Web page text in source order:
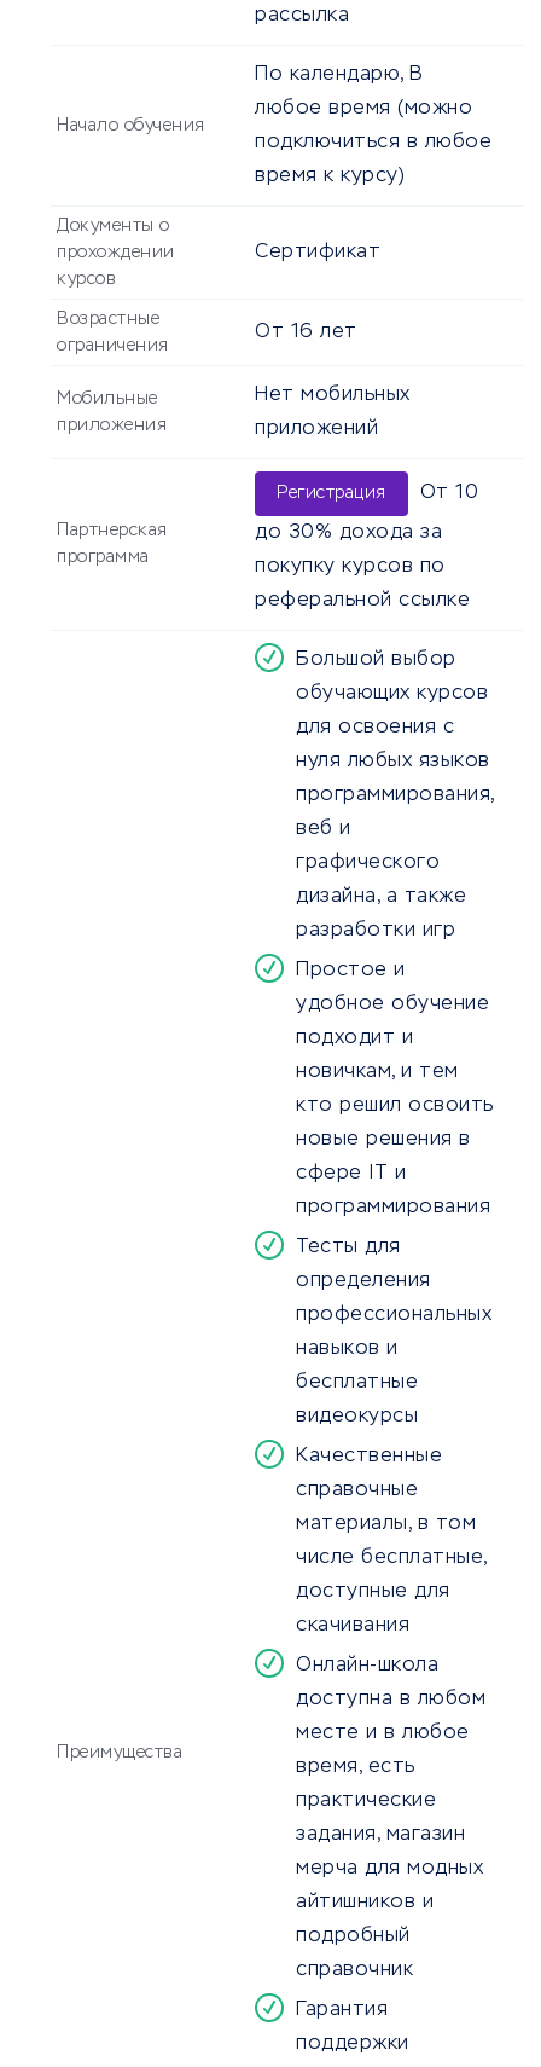
рассылка
Начало обучения
По календарю, В
любое время (можно
подключиться в любое
время к курсу)
Документы о
прохождении
курсов
Сертификат
Возрастные
ограничения
От 16 лет
Мобильные
приложения
Нет мобильных
приложений
Партнерская
программа
Регистрация От 10
до 30% дохода за
покупку курсов по
реферальной ссылке
Преимущества
Большой выбор
обучающих курсов
для освоения с
нуля любых языков
программирования,
веб и
графического
дизайна, а также
разработки игр
Простое и
удобное обучение
подходит и
новичкам, и тем
кто решил освоить
новые решения в
сфере IT и
программирования
Тесты для
определения
профессиональных
навыков и
бесплатные
видеокурсы
Качественные
справочные
материалы, в том
числе бесплатные,
доступные для
скачивания
Онлайн-школа
доступна в любом
месте и в любое
время, есть
практические
задания, магазин
мерча для модных
айтишников и
подробный
справочник
Гарантия
поддержки